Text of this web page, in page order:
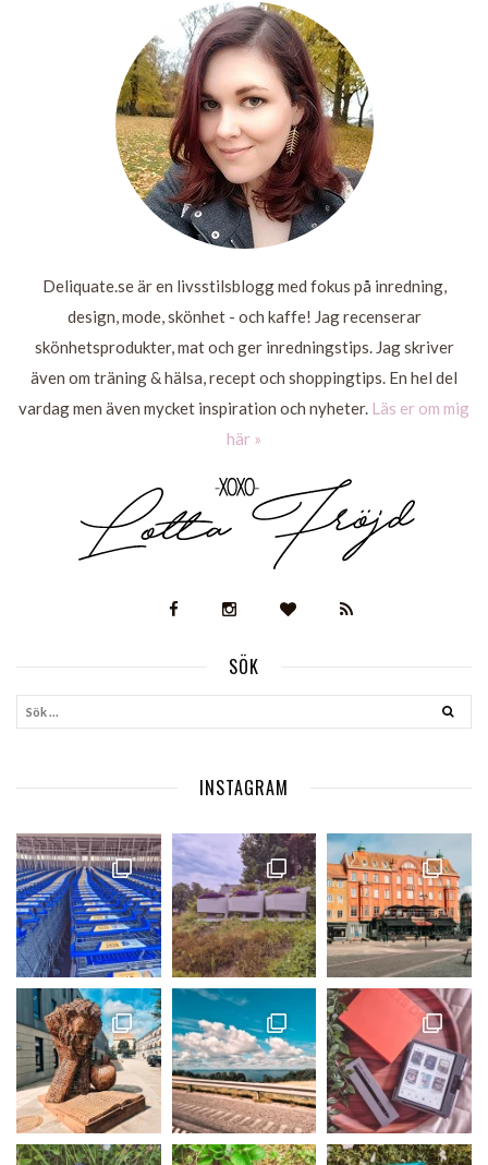
LÄS
MER
LÄS
MER
Deliquate.se är en livsstilsblogg med fokus på inredning,
design, mode, skönhet - och kaffe! Jag recenserar
skönhetsprodukter, mat och ger inredningstips. Jag skriver
även om träning & hälsa, recept och shoppingtips. En hel del
vardag men även mycket inspiration och nyheter. Läs er om mig
här »
SÖK
INSTAGRAM